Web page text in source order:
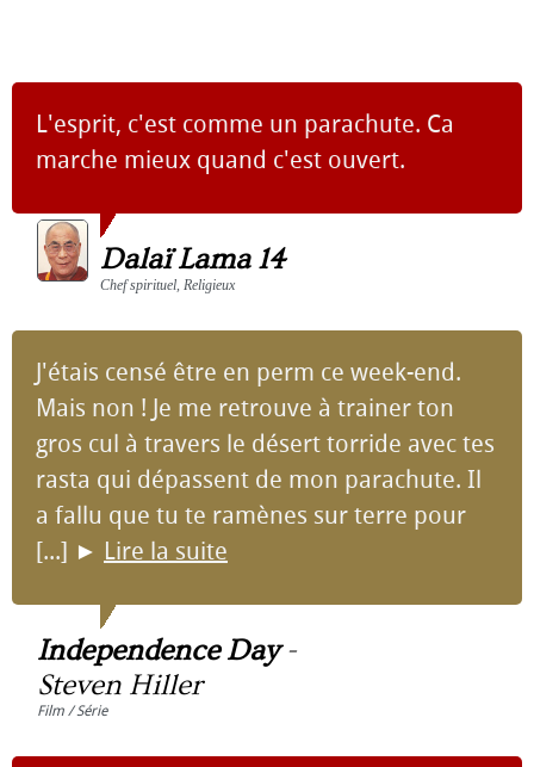
L'esprit, c'est comme un parachute. Ca
marche mieux quand c'est ouvert.
Dalaï Lama 14
Chef spirituel, Religieux
J'étais censé être en perm ce week-end.
Mais non ! Je me retrouve à trainer ton
gros cul à travers le désert torride avec tes
rasta qui dépassent de mon parachute. Il
a fallu que tu te ramènes sur terre pour
[...] ► Lire la suite
Independence Day-
Steven Hiller
Film / Série